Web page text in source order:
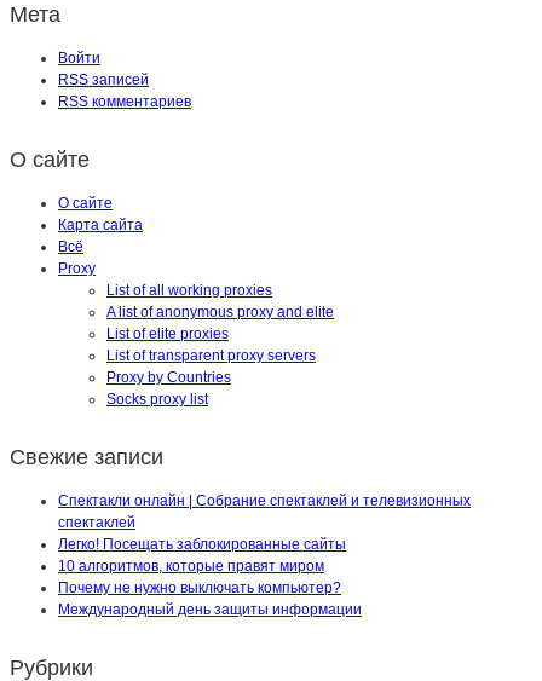
Мета
Войти
RSS записей
RSS комментариев
О сайте
О сайте
Карта сайта
Всё
Proxy
List of all working proxies
A list of anonymous proxy and elite
List of elite proxies
List of transparent proxy servers
Proxy by Countries
Socks proxy list
Свежие записи
Спектакли онлайн | Собрание спектаклей и телевизионных
спектаклей
Легко! Посещать заблокированные сайты
10 алгоритмов, которые правят миром
Почему не нужно выключать компьютер?
Международный день защиты информации
Рубрики